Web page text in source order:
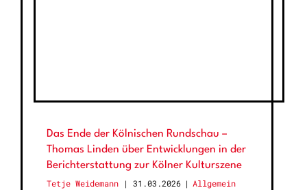
Das Ende der Kölnischen Rundschau –
Thomas Linden über Entwicklungen in der
Berichterstattung zur Kölner Kulturszene
Tetje Weidemann
31.03.2026 | Allgemein